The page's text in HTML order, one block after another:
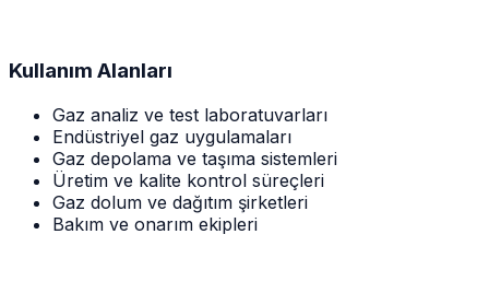
Kullanım Alanları
Gaz analiz ve test laboratuvarları
Endüstriyel gaz uygulamaları
Gaz depolama ve taşıma sistemleri
Üretim ve kalite kontrol süreçleri
Gaz dolum ve dağıtım şirketleri
Bakım ve onarım ekipleri